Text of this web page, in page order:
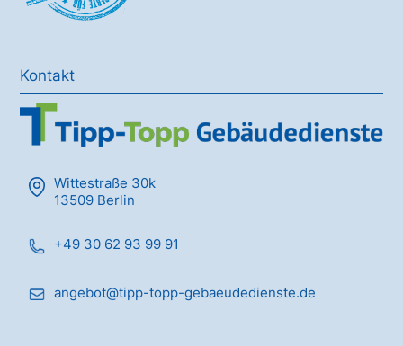
Kontakt
Wittestraße 30k
13509 Berlin
+49 30 62 93 99 91
angebot@tipp-topp-gebaeudedienste.de